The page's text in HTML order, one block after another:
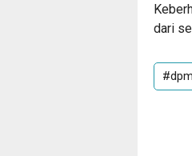
dari